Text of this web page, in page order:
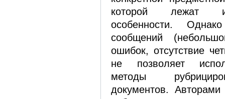
которой лежат
особенности.
сообщений
ошибок, отсутствие
не позволяет
методы
документов.